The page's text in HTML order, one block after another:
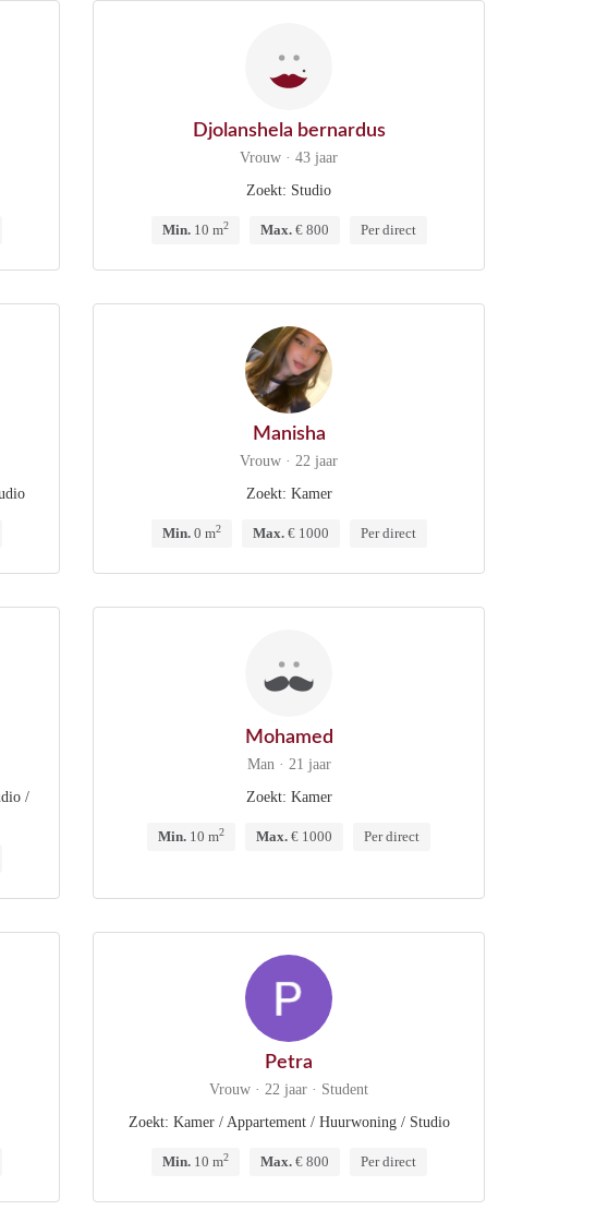
Djolanshela bernardus
Vrouw · 43 jaar
Zoekt: Studio
Min.10 m2 Max.€ 800 Per direct
Manisha
Vrouw · 22 jaar
Zoekt: Kamer
Min.0 m2 Max.€ 1000 Per direct
/
Mohamed
Man · 21 jaar
Zoekt: Kamer
Min. 10 m2 Max. € 1000 Per direct
Petra
Vrouw · 22 jaar · Student
Zoekt: Kamer / Appartement / Huurwoning / Studio
Min.10 m2 Max.€ 800 Per direct